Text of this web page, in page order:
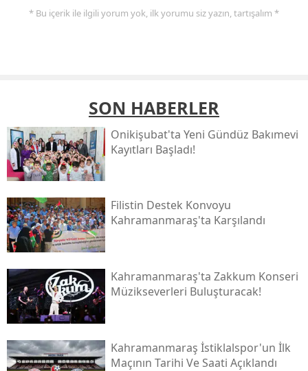
* Bu içerik ile ilgili yorum yok, ilk yorumu siz yazın, tartışalım *
SON HABERLER
Onikişubat'ta Yeni Gündüz Bakımevi
Kayıtları Başladı!
Filistin Destek Konvoyu
Kahramanmaraş'ta Karşılandı
Kahramanmaraş'ta Zakkum Konseri
Müzikseverleri Buluşturacak!
Kahramanmaraş İstiklalspor'un İlk
Maçının Tarihi Ve Saati Açıklandı